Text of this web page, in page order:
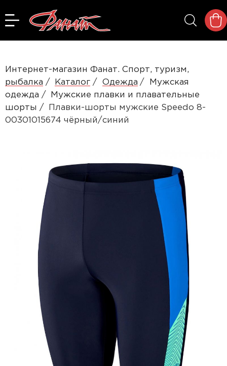
Интернет-магазин Фанат. Спорт, туризм,
рыбалка
Каталог Одежда
Мужская
одежда
Мужские плавки и плавательные
шорты
Плавки-шорты мужские Speedo 8-
00301015674 чёрный/синий